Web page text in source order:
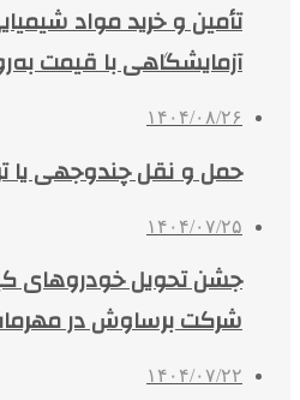
تأمین و خرید مواد
آزمایشگاهی با قیمت
۱۴۰۴/۰۸/۲۶
حمل و نقل چندوجهی یا
۱۴۰۴/۰۷/۲۵
جشن تحویل خودروهای
شرکت برساوش در
۱۴۰۴/۰۷/۲۲